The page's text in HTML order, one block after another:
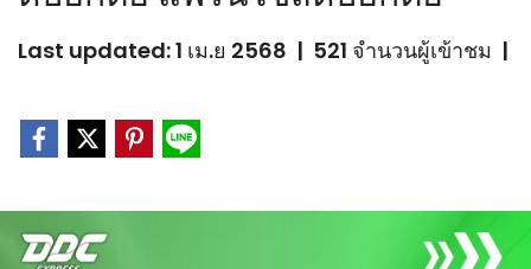
Last updated: 1 เม.ย 2568 | 521 จำนวนผู้เข้าชม |